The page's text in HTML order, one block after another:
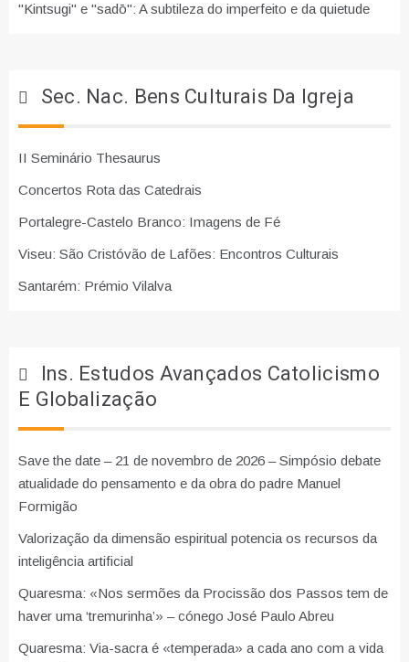
"Kintsugi" e "sadō": A subtileza do imperfeito e da quietude
Sec. Nac. Bens Culturais Da Igreja
II Seminário Thesaurus
Concertos Rota das Catedrais
Portalegre-Castelo Branco: Imagens de Fé
Viseu: São Cristóvão de Lafões: Encontros Culturais
Santarém: Prémio Vilalva
Ins. Estudos Avançados Catolicismo
E Globalização
Save the date – 21 de novembro de 2026 – Simpósio debate
atualidade do pensamento e da obra do padre Manuel
Formigão
Valorização da dimensão espiritual potencia os recursos da
inteligência artificial
Quaresma: «Nos sermões da Procissão dos Passos tem de
haver uma ‘tremurinha’» – cónego José Paulo Abreu
Quaresma: Via-sacra é «temperada» a cada ano com a vida